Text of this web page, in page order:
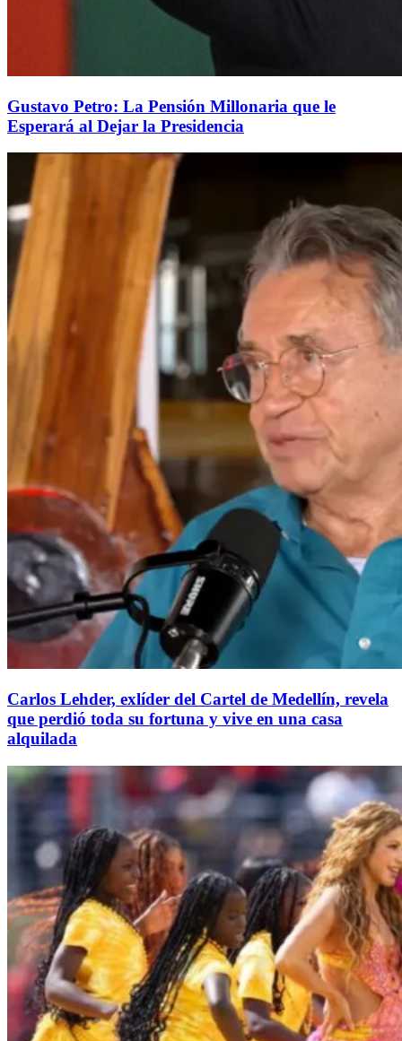
Gustavo Petro: La Pensión Millonaria que le
Esperará al Dejar la Presidencia
Carlos Lehder, exlíder del Cartel de Medellín, revela
que perdió toda su fortuna y vive en una casa
alquilada